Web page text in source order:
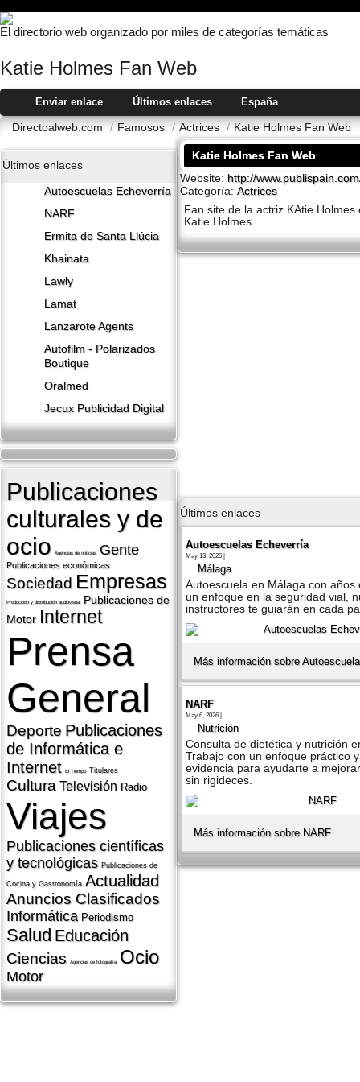
El directorio web organizado por miles de categorías temáticas
Katie Holmes Fan Web
Enviar enlace Últimos enlaces España
Directoalweb.com / Famosos / Actrices / Katie Holmes Fan Web
Últimos enlaces
Autoescuelas Echeverría
NARF
Ermita de Santa Llúcia
Khainata
Lawly
Lamat
Lanzarote​ Agents
Autofilm - Polarizados
Boutique
Oralmed
Jecux Publicidad Digital
Publicaciones
culturales y de
ocio
Agencias de noticias Gente
Publicaciones económicas
Sociedad Empresas
Producción y distribución audiovisual
Publicaciones de
Motor Internet
Prensa
General
Deporte Publicaciones
de Informática e
Internet
El Tiempo Titulares
Cultura Televisión Radio
Viajes
Publicaciones cientí­ficas
y tecnológicas Publicaciones de
Cocina y Gastronomí­a Actualidad
Anuncios Clasificados
Informática Periodismo
Salud Educación
Ciencias Agencias de fotografí­a Ocio
Motor
Katie Holmes Fan Web
Website: http://
Categoría: Actrices
Fan site de la actriz KAtie
Katie Holmes.
Últimos enlaces
Autoescuelas Echeverría
May 13, 2026 |
Málaga
Autoescuela en Málaga con años
un enfoque en la seguridad vial,
instructores te guiarán en cada
Más información sobre
NARF
May 6, 2026 |
Nutrición
Consulta de dietética y nutrición
Trabajo con un enfoque práctico
evidencia para ayudarte a
sin rigideces.
Más información sobre NARF